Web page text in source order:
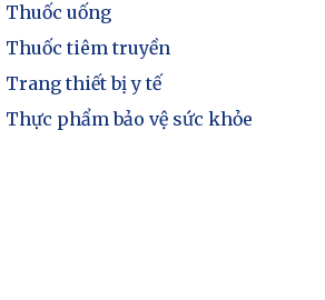
Thuốc uống
Thuốc tiêm truyền
Trang thiết bị y tế
Thực phẩm bảo vệ sức khỏe